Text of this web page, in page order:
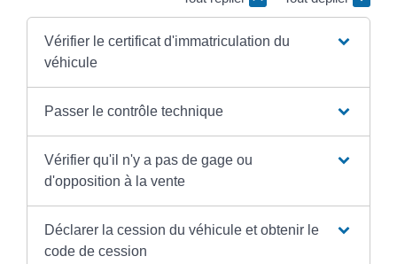
Vérifier le certificat d'immatriculation du
véhicule
Passer le contrôle technique
Vérifier qu'il n'y a pas de gage ou
d'opposition à la vente
Déclarer la cession du véhicule et obtenir le
code de cession